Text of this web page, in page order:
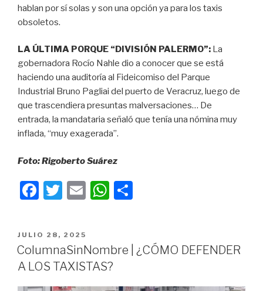
hablan por sí solas y son una opción ya para los taxis
obsoletos.
LA ÚLTIMA PORQUE “DIVISIÓN PALERMO”: La
gobernadora Rocío Nahle dio a conocer que se está
haciendo una auditoría al Fideicomiso del Parque
Industrial Bruno Pagliai del puerto de Veracruz, luego de
que trascendiera presuntas malversaciones… De
entrada, la mandataria señaló que tenía una nómina muy
inflada, “muy exagerada”.
Foto: Rigoberto Suárez
F
c
e
b
o
T
tt
er
E
W
s
A
p
p
tir
PUBLICADO
EN
JULIO 28, 2025
ColumnaSinNombre | ¿CÓMO DEFENDER
A LOS TAXISTAS?